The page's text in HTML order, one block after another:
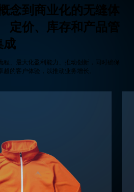
念到商业化的无缝体
定价、库存和产品管
成
程、最大化盈利能力、推动创新，同时确保
的客户体验，以推动业务增长。